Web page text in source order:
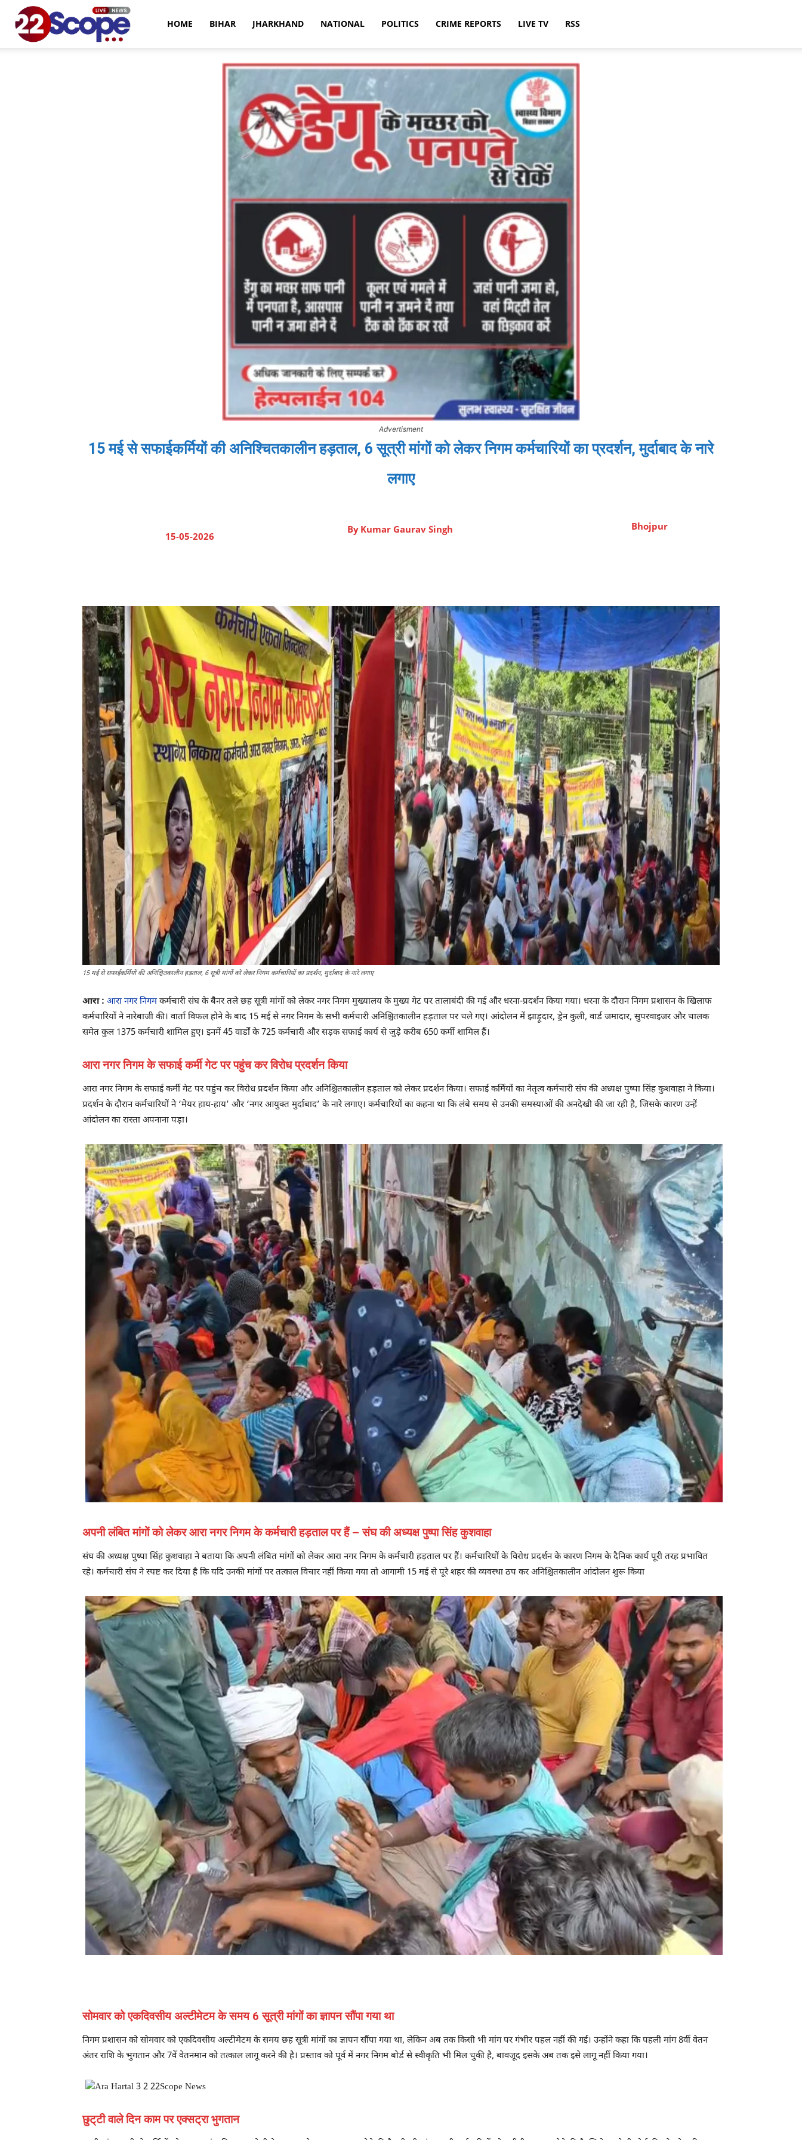
HOME BIHAR JHARKHAND NATIONAL POLITICS CRIME REPORTS LIVE TV RSS
Advertisment
15 मई से सफाईकर्मियों की अनिश्चितकालीन हड़ताल, 6 सूत्री मांगों को लेकर निगम कर्मचारियों का प्रदर्शन, मुर्दाबाद के नारे
लगाए
15-05-2026
By Kumar Gaurav Singh Bhojpur
15 मई से सफाईकर्मियों की अनिश्चितकालीन हड़ताल, 6 सूत्री मांगों को लेकर निगम कर्मचारियों का प्रदर्शन, मुर्दाबाद के नारे लगाए
आरा : आरा नगर निगमकर्मचारी संघ के बैनर तले छह सूत्री मांगों को लेकर नगर निगम मुख्यालय के मुख्य गेट पर तालाबंदी की गई और धरना-प्रदर्शन किया गया। धरना के दौरान निगम प्रशासन के खिलाफ
कर्मचारियों ने नारेबाजी की। वार्ता विफल होने के बाद 15 मई से नगर निगम के सभी कर्मचारी अनिश्चितकालीन हड़ताल पर चले गए। आंदोलन में झाड़ूदार, ड्रेन कुली, वार्ड जमादार, सुपरवाइजर और चालक
समेत कुल 1375 कर्मचारी शामिल हुए। इनमें 45 वार्डों के 725 कर्मचारी और सड़क सफाई कार्य से जुड़े करीब 650 कर्मी शामिल हैं।
आरा नगर निगम के सफाई कर्मी गेट पर पहुंच कर विरोध प्रदर्शन किया
आरा नगर निगम के सफाई कर्मी गेट पर पहुंच कर विरोध प्रदर्शन किया और अनिश्चितकालीन हड़ताल को लेकर प्रदर्शन किया। सफाई कर्मियों का नेतृत्व कर्मचारी संघ की अध्यक्ष पुष्पा सिंह कुशवाहा ने किया।
प्रदर्शन के दौरान कर्मचारियों ने ‘मेयर हाय-हाय’ और ‘नगर आयुक्त मुर्दाबाद’ के नारे लगाए। कर्मचारियों का कहना था कि लंबे समय से उनकी समस्याओं की अनदेखी की जा रही है, जिसके कारण उन्हें
आंदोलन का रास्ता अपनाना पड़ा।
अपनी लंबित मांगों को लेकर आरा नगर निगम के कर्मचारी हड़ताल पर हैं – संघ की अध्यक्ष पुष्पा सिंह कुशवाहा
संघ की अध्यक्ष पुष्पा सिंह कुशवाहा ने बताया कि अपनी लंबित मांगों को लेकर आरा नगर निगम के कर्मचारी हड़ताल पर हैं। कर्मचारियों के विरोध प्रदर्शन के कारण निगम के दैनिक कार्य पूरी तरह प्रभावित
रहे। कर्मचारी संघ ने स्पष्ट कर दिया है कि यदि उनकी मांगों पर तत्काल विचार नहीं किया गया तो आगामी 15 मई से पूरे शहर की व्यवस्था ठप कर अनिश्चितकालीन आंदोलन शुरू किया
सोमवार को एकदिवसीय अल्टीमेटम के समय 6 सूत्री मांगों का ज्ञापन सौंपा गया था
निगम प्रशासन को सोमवार को एकदिवसीय अल्टीमेटम के समय छह सूत्री मांगों का ज्ञापन सौंपा गया था, लेकिन अब तक किसी भी मांग पर गंभीर पहल नहीं की गई। उन्होंने कहा कि पहली मांग 8वीं वेतन
अंतर राशि के भुगतान और 7वें वेतनमान को तत्काल लागू करने की है। प्रस्ताव को पूर्व में नगर निगम बोर्ड से स्वीकृति भी मिल चुकी है, बावजूद इसके अब तक इसे लागू नहीं किया गया।
छुट्‌टी वाले दिन काम पर एक्सट्रा भुगतान